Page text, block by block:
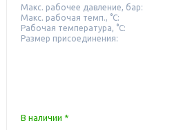
Макс. рабочее давление, бар:
Макс. рабочая темп., °С:
Рабочая температура, °C:
Размер присоединения:
В наличии *